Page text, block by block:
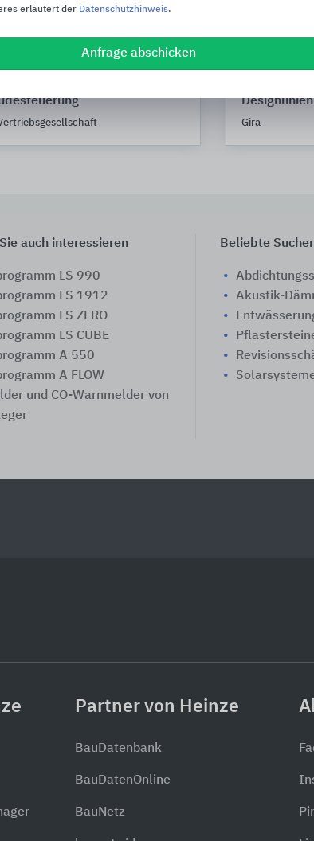
Designlinien
Gira
auch interessieren
LS 990
LS 1912
LS ZERO
LS CUBE
A 550
A FLOW
und CO-Warnmelder von
Beliebte
Akustik-
erläutert der Datenschutzhinweis.
Anfrage abschicken
Partner von Heinze
BauDatenbank
BauDatenOnline
BauNetz